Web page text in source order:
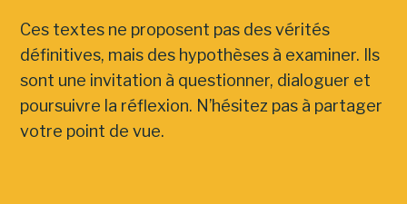
Ces textes ne proposent pas des vérités
définitives, mais des hypothèses à examiner. Ils
sont une invitation à questionner, dialoguer et
poursuivre la réflexion. N’hésitez pas à partager
votre point de vue.